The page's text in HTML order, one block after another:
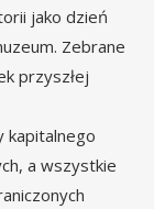
jako dzień
Zebrane
przyszłej
kapitalnego
a wszystkie